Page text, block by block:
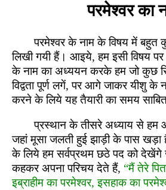
परमेश्वर का
परमेश्वर के नाम के विषय में बहुत
लिखी गयी हैं। आइये, हम इसी विषय पर
के नाम का अध्ययन करके हम जो कुछ
विद्वता पूर्ण लगें, पर आगे जाकर यीशु के
करने के लिये यह तैयारी का समय साबित
प्रस्थान के तीसरे अध्याय से
जहां मूसा जलती हुई झाड़ी के पास खड़ा
के लिये हम सर्वप्रथम छठे पद को देखेंगे
कहकर अपना परिचय देते हैं, “मैं तेरे
इब्राहीम का परमेश्वर, इसहाक का